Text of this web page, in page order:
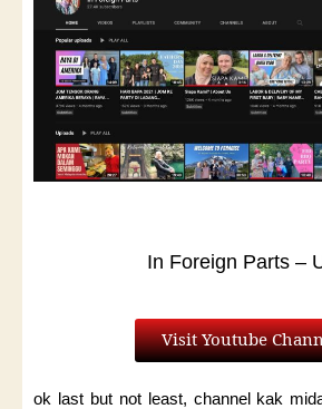
In Foreign Parts –
Visit Youtube
ok last but not least, channel kak